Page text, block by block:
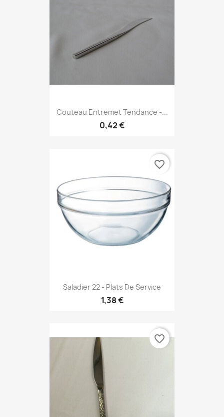
Couteau Entremet Tendance -...
0,42 €
Saladier 22 - Plats De Service
1,38 €
favorite_border
favorite_border